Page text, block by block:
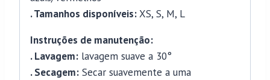
. Tamanhos disponíveis:XS, S, M, L
Instruções de manutenção:
. Lavagem: lavagem suave a 30°
. Secagem: Secar suavemente a uma